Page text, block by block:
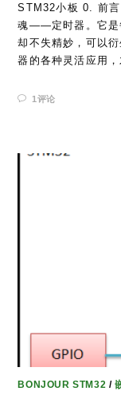
STM32小板 0. 前言
魂——定时器。它是
却不失精妙，可以
器的各种灵活应用
1评论
BONJOUR STM32 /